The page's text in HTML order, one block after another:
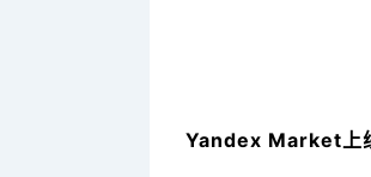
Yandex Market上